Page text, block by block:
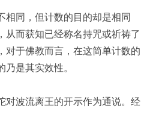
同，但计数的目的却是相同
从而获知已经称名持咒或祈祷了
对于佛教而言，在这简单计数的
是其实效性。
波流离王的开示作为通说。经